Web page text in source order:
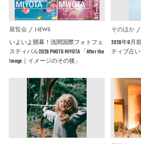
展覧会 NEWS
いよいよ開幕！浅間国際フォトフェ
スティバル2026 PHOTO MIYOTA 「After the
Image｜イメージのその後」
そのほか
2026年8月
ティブ占い